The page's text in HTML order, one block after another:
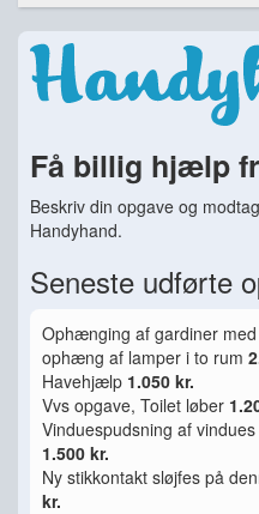
Få billig hjælp
Beskriv din opgave og
Handyhand.
Seneste udførte
Ophænging af gardiner
ophæng af lamper i to rum
Havehjælp 1.050 kr.
Vvs opgave, Toilet løber
Vinduespudsning af
1.500 kr.
Ny stikkontakt sløjfes på
kr.